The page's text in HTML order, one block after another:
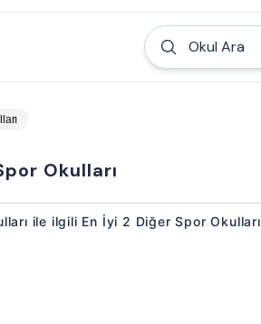
Okul Ara
Okulları
ile ilgili En İyi 2 Diğer Spor Okulları